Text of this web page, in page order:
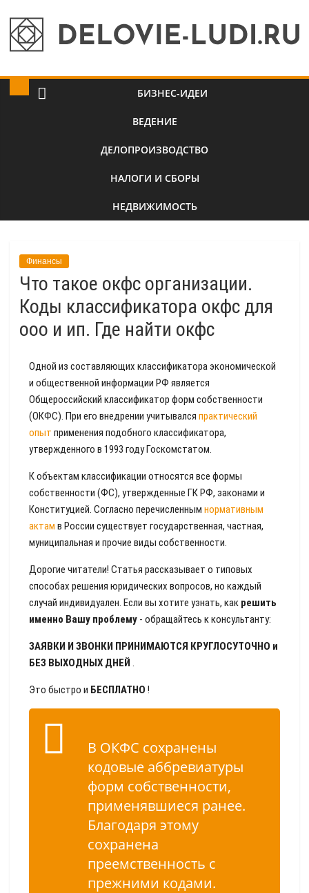
БИЗНЕС-ИДЕИ
ВЕДЕНИЕ
ДЕЛОПРОИЗВОДСТВО
НАЛОГИ И СБОРЫ
НЕДВИЖИМОСТЬ
Финансы
Что такое окфс организации.
Коды классификатора окфс для
ооо и ип. Где найти окфс
Одной из составляющих классификатора экономической
и общественной информации РФ является
Общероссийский классификатор форм собственности
(ОКФС). При его внедрении учитывался практический
опыт применения подобного классификатора,
утвержденного в 1993 году Госкомстатом.
К объектам классификации относятся все формы
собственности (ФС), утвержденные ГК РФ, законами и
Конституцией. Согласно перечисленным нормативным
актам в России существует государственная, частная,
муниципальная и прочие виды собственности.
Дорогие читатели! Статья рассказывает о типовых
способах решения юридических вопросов, но каждый
случай индивидуален. Если вы хотите узнать, как решить
именно Вашу проблему - обращайтесь к консультанту:
ЗАЯВКИ И ЗВОНКИ ПРИНИМАЮТСЯ КРУГЛОСУТОЧНО и
БЕЗ ВЫХОДНЫХ ДНЕЙ .
Это быстро и БЕСПЛАТНО !
В ОКФС сохранены
кодовые аббревиатуры
форм собственности,
применявшиеся ранее.
Благодаря этому
сохранена
преемственность с
прежними кодами.